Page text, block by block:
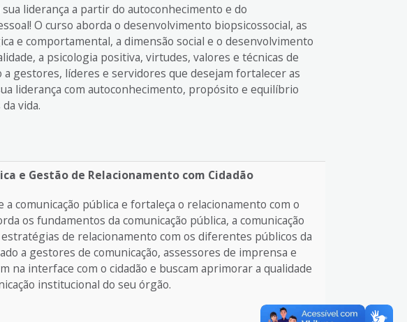
liderança a partir do autoconhecimento e do
O curso aborda o desenvolvimento biopsicossocial, as
e comportamental, a dimensão social e o desenvolvimento
a psicologia positiva, virtudes, valores e técnicas de
a gestores, líderes e servidores que desejam fortalecer as
liderança com autoconhecimento, propósito e equilíbrio
vida.
e Gestão de Relacionamento com Cidadão
a comunicação pública e fortaleça o relacionamento com o
os fundamentos da comunicação pública, a comunicação
de relacionamento com os diferentes públicos da
a gestores de comunicação, assessores de imprensa e
na interface com o cidadão e buscam aprimorar a qualidade
institucional do seu órgão.